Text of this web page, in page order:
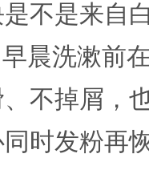
不是来自
晨洗漱前
不掉屑，
时发粉再